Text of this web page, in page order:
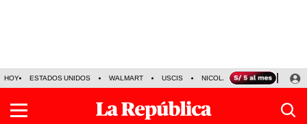
HOY ESTADOS UNIDOS WALMART USCIS NICOLÁS MADURO P-8